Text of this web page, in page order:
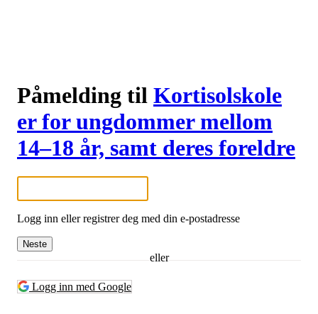
Påmelding til Kortisolskole
er for ungdommer mellom
14–18 år, samt deres foreldre
Logg inn eller registrer deg med din e-postadresse
Neste
eller
Logg inn med Google